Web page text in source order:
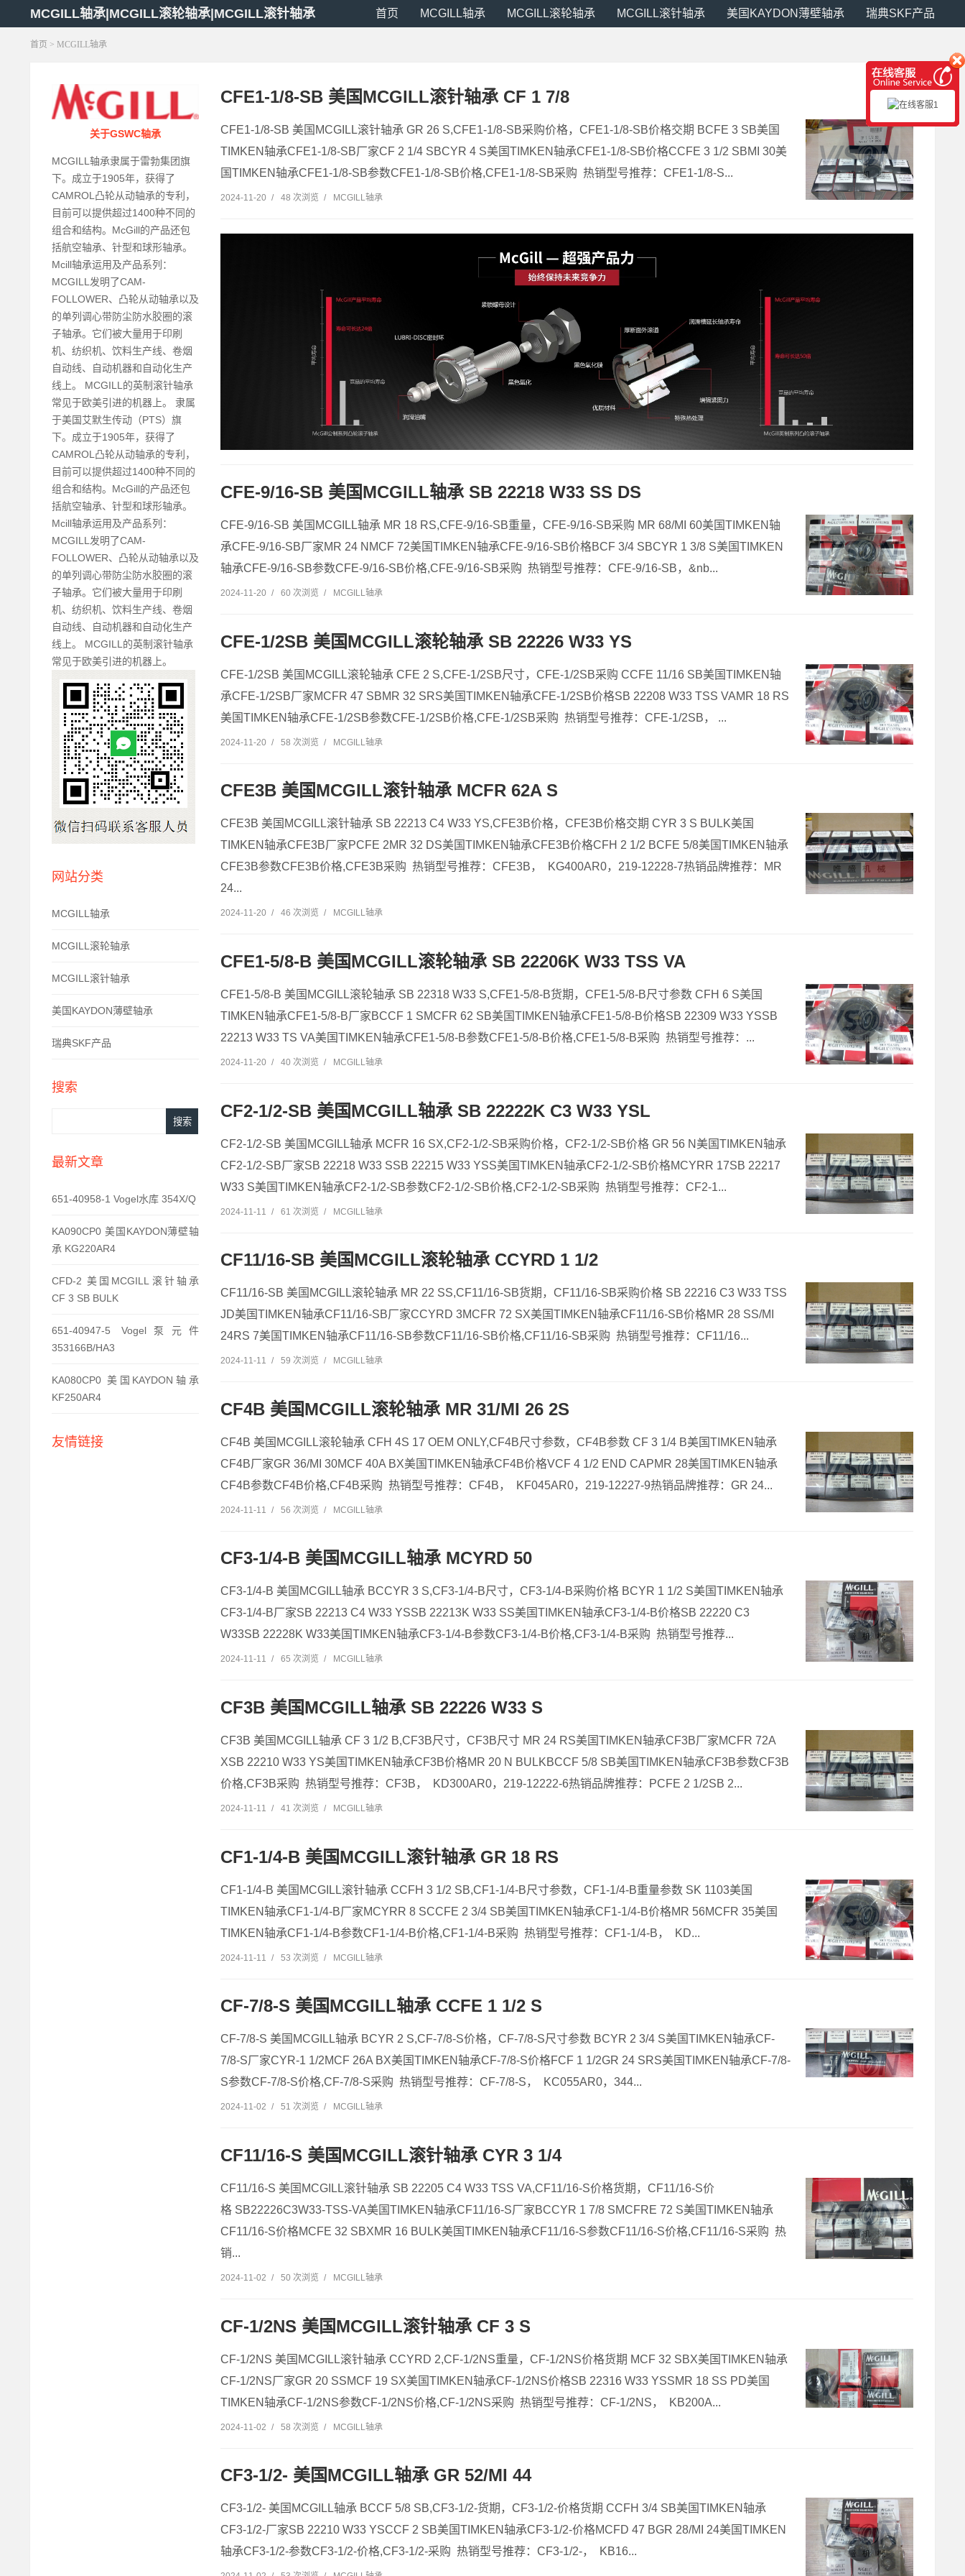
MCGILL轴承|MCGILL滚轮轴承|MCGILL滚针轴承 首页 MCGILL轴承 MCGILL滚轮轴承 MCGILL滚针轴承 美国KAYDON薄壁轴承 瑞典SKF产品
首页 > MCGILL轴承
关于GSWC轴承
MCGILL轴承隶属于雷勃集团旗
下。成立于1905年，获得了
CAMROL凸轮从动轴承的专利，
目前可以提供超过1400种不同的
组合和结构。McGill的产品还包
括航空轴承、针型和球形轴承。
Mcill轴承运用及产品系列：
MCGILL发明了CAM-
FOLLOWER、凸轮从动轴承以及
的单列调心带防尘防水胶圈的滚
子轴承。它们被大量用于印刷
机、纺织机、饮料生产线、卷烟
自动线、自动机器和自动化生产
线上。 MCGILL的英制滚针轴承
常见于欧美引进的机器上。 隶属
于美国艾默生传动（PTS）旗
下。成立于1905年，获得了
CAMROL凸轮从动轴承的专利，
目前可以提供超过1400种不同的
组合和结构。McGill的产品还包
括航空轴承、针型和球形轴承。
Mcill轴承运用及产品系列：
MCGILL发明了CAM-
FOLLOWER、凸轮从动轴承以及
的单列调心带防尘防水胶圈的滚
子轴承。它们被大量用于印刷
机、纺织机、饮料生产线、卷烟
自动线、自动机器和自动化生产
线上。 MCGILL的英制滚针轴承
常见于欧美引进的机器上。
网站分类
MCGILL轴承
MCGILL滚轮轴承
MCGILL滚针轴承
美国KAYDON薄壁轴承
瑞典SKF产品
搜索
最新文章
651-40958-1 Vogel水库 354X/Q
KA090CP0 美国KAYDON薄壁轴
承 KG220AR4
CFD-2 美国MCGILL滚针轴承
CF 3 SB BULK
651-40947-5 Vogel泵元件
353166B/HA3
KA080CP0 美国KAYDON轴承
KF250AR4
友情链接
CFE1-1/8-SB 美国MCGILL滚针轴承 CF 1 7/8
CFE1-1/8-SB 美国MCGILL滚针轴承 GR 26 S,CFE1-1/8-SB采购价格，CFE1-1/8-SB价格交期 BCFE 3 SB美国
TIMKEN轴承CFE1-1/8-SB厂家CF 2 1/4 SBCYR 4 S美国TIMKEN轴承CFE1-1/8-SB价格CCFE 3 1/2 SBMI 30美
国TIMKEN轴承CFE1-1/8-SB参数CFE1-1/8-SB价格,CFE1-1/8-SB采购 热销型号推荐：CFE1-1/8-S...
2024-11-20 / 48 次浏览 / MCGILL轴承
CFE-9/16-SB 美国MCGILL轴承 SB 22218 W33 SS DS
CFE-9/16-SB 美国MCGILL轴承 MR 18 RS,CFE-9/16-SB重量，CFE-9/16-SB采购 MR 68/MI 60美国TIMKEN轴
承CFE-9/16-SB厂家MR 24 NMCF 72美国TIMKEN轴承CFE-9/16-SB价格BCF 3/4 SBCYR 1 3/8 S美国TIMKEN
轴承CFE-9/16-SB参数CFE-9/16-SB价格,CFE-9/16-SB采购 热销型号推荐：CFE-9/16-SB，&nb...
2024-11-20 / 60 次浏览 / MCGILL轴承
CFE-1/2SB 美国MCGILL滚轮轴承 SB 22226 W33 YS
CFE-1/2SB 美国MCGILL滚轮轴承 CFE 2 S,CFE-1/2SB尺寸，CFE-1/2SB采购 CCFE 11/16 SB美国TIMKEN轴
承CFE-1/2SB厂家MCFR 47 SBMR 32 SRS美国TIMKEN轴承CFE-1/2SB价格SB 22208 W33 TSS VAMR 18 RS
美国TIMKEN轴承CFE-1/2SB参数CFE-1/2SB价格,CFE-1/2SB采购 热销型号推荐：CFE-1/2SB， ...
2024-11-20 / 58 次浏览 / MCGILL轴承
CFE3B 美国MCGILL滚针轴承 MCFR 62A S
CFE3B 美国MCGILL滚针轴承 SB 22213 C4 W33 YS,CFE3B价格，CFE3B价格交期 CYR 3 S BULK美国
TIMKEN轴承CFE3B厂家PCFE 2MR 32 DS美国TIMKEN轴承CFE3B价格CFH 2 1/2 BCFE 5/8美国TIMKEN轴承
CFE3B参数CFE3B价格,CFE3B采购 热销型号推荐：CFE3B， KG400AR0，219-12228-7热销品牌推荐：MR
24...
2024-11-20 / 46 次浏览 / MCGILL轴承
CFE1-5/8-B 美国MCGILL滚轮轴承 SB 22206K W33 TSS VA
CFE1-5/8-B 美国MCGILL滚轮轴承 SB 22318 W33 S,CFE1-5/8-B货期，CFE1-5/8-B尺寸参数 CFH 6 S美国
TIMKEN轴承CFE1-5/8-B厂家BCCF 1 SMCFR 62 SB美国TIMKEN轴承CFE1-5/8-B价格SB 22309 W33 YSSB
22213 W33 TS VA美国TIMKEN轴承CFE1-5/8-B参数CFE1-5/8-B价格,CFE1-5/8-B采购 热销型号推荐：...
2024-11-20 / 40 次浏览 / MCGILL轴承
CF2-1/2-SB 美国MCGILL轴承 SB 22222K C3 W33 YSL
CF2-1/2-SB 美国MCGILL轴承 MCFR 16 SX,CF2-1/2-SB采购价格，CF2-1/2-SB价格 GR 56 N美国TIMKEN轴承
CF2-1/2-SB厂家SB 22218 W33 SSB 22215 W33 YSS美国TIMKEN轴承CF2-1/2-SB价格MCYRR 17SB 22217
W33 S美国TIMKEN轴承CF2-1/2-SB参数CF2-1/2-SB价格,CF2-1/2-SB采购 热销型号推荐：CF2-1...
2024-11-11 / 61 次浏览 / MCGILL轴承
CF11/16-SB 美国MCGILL滚轮轴承 CCYRD 1 1/2
CF11/16-SB 美国MCGILL滚轮轴承 MR 22 SS,CF11/16-SB货期，CF11/16-SB采购价格 SB 22216 C3 W33 TSS
JD美国TIMKEN轴承CF11/16-SB厂家CCYRD 3MCFR 72 SX美国TIMKEN轴承CF11/16-SB价格MR 28 SS/MI
24RS 7美国TIMKEN轴承CF11/16-SB参数CF11/16-SB价格,CF11/16-SB采购 热销型号推荐：CF11/16...
2024-11-11 / 59 次浏览 / MCGILL轴承
CF4B 美国MCGILL滚轮轴承 MR 31/MI 26 2S
CF4B 美国MCGILL滚轮轴承 CFH 4S 17 OEM ONLY,CF4B尺寸参数，CF4B参数 CF 3 1/4 B美国TIMKEN轴承
CF4B厂家GR 36/MI 30MCF 40A BX美国TIMKEN轴承CF4B价格VCF 4 1/2 END CAPMR 28美国TIMKEN轴承
CF4B参数CF4B价格,CF4B采购 热销型号推荐：CF4B， KF045AR0，219-12227-9热销品牌推荐：GR 24...
2024-11-11 / 56 次浏览 / MCGILL轴承
CF3-1/4-B 美国MCGILL轴承 MCYRD 50
CF3-1/4-B 美国MCGILL轴承 BCCYR 3 S,CF3-1/4-B尺寸，CF3-1/4-B采购价格 BCYR 1 1/2 S美国TIMKEN轴承
CF3-1/4-B厂家SB 22213 C4 W33 YSSB 22213K W33 SS美国TIMKEN轴承CF3-1/4-B价格SB 22220 C3
W33SB 22228K W33美国TIMKEN轴承CF3-1/4-B参数CF3-1/4-B价格,CF3-1/4-B采购 热销型号推荐...
2024-11-11 / 65 次浏览 / MCGILL轴承
CF3B 美国MCGILL轴承 SB 22226 W33 S
CF3B 美国MCGILL轴承 CF 3 1/2 B,CF3B尺寸，CF3B尺寸 MR 24 RS美国TIMKEN轴承CF3B厂家MCFR 72A
XSB 22210 W33 YS美国TIMKEN轴承CF3B价格MR 20 N BULKBCCF 5/8 SB美国TIMKEN轴承CF3B参数CF3B
价格,CF3B采购 热销型号推荐：CF3B， KD300AR0，219-12222-6热销品牌推荐：PCFE 2 1/2SB 2...
2024-11-11 / 41 次浏览 / MCGILL轴承
CF1-1/4-B 美国MCGILL滚针轴承 GR 18 RS
CF1-1/4-B 美国MCGILL滚针轴承 CCFH 3 1/2 SB,CF1-1/4-B尺寸参数，CF1-1/4-B重量参数 SK 1103美国
TIMKEN轴承CF1-1/4-B厂家MCYRR 8 SCCFE 2 3/4 SB美国TIMKEN轴承CF1-1/4-B价格MR 56MCFR 35美国
TIMKEN轴承CF1-1/4-B参数CF1-1/4-B价格,CF1-1/4-B采购 热销型号推荐：CF1-1/4-B， KD...
2024-11-11 / 53 次浏览 / MCGILL轴承
CF-7/8-S 美国MCGILL轴承 CCFE 1 1/2 S
CF-7/8-S 美国MCGILL轴承 BCYR 2 S,CF-7/8-S价格，CF-7/8-S尺寸参数 BCYR 2 3/4 S美国TIMKEN轴承CF-
7/8-S厂家CYR-1 1/2MCF 26A BX美国TIMKEN轴承CF-7/8-S价格FCF 1 1/2GR 24 SRS美国TIMKEN轴承CF-7/8-
S参数CF-7/8-S价格,CF-7/8-S采购 热销型号推荐：CF-7/8-S， KC055AR0，344...
2024-11-02 / 51 次浏览 / MCGILL轴承
CF11/16-S 美国MCGILL滚针轴承 CYR 3 1/4
CF11/16-S 美国MCGILL滚针轴承 SB 22205 C4 W33 TSS VA,CF11/16-S价格货期，CF11/16-S价
格 SB22226C3W33-TSS-VA美国TIMKEN轴承CF11/16-S厂家BCCYR 1 7/8 SMCFRE 72 S美国TIMKEN轴承
CF11/16-S价格MCFE 32 SBXMR 16 BULK美国TIMKEN轴承CF11/16-S参数CF11/16-S价格,CF11/16-S采购 热
销...
2024-11-02 / 50 次浏览 / MCGILL轴承
CF-1/2NS 美国MCGILL滚针轴承 CF 3 S
CF-1/2NS 美国MCGILL滚针轴承 CCYRD 2,CF-1/2NS重量，CF-1/2NS价格货期 MCF 32 SBX美国TIMKEN轴承
CF-1/2NS厂家GR 20 SSMCF 19 SX美国TIMKEN轴承CF-1/2NS价格SB 22316 W33 YSSMR 18 SS PD美国
TIMKEN轴承CF-1/2NS参数CF-1/2NS价格,CF-1/2NS采购 热销型号推荐：CF-1/2NS， KB200A...
2024-11-02 / 58 次浏览 / MCGILL轴承
CF3-1/2- 美国MCGILL轴承 GR 52/MI 44
CF3-1/2- 美国MCGILL轴承 BCCF 5/8 SB,CF3-1/2-货期，CF3-1/2-价格货期 CCFH 3/4 SB美国TIMKEN轴承
CF3-1/2-厂家SB 22210 W33 YSCCF 2 SB美国TIMKEN轴承CF3-1/2-价格MCFD 47 BGR 28/MI 24美国TIMKEN
轴承CF3-1/2-参数CF3-1/2-价格,CF3-1/2-采购 热销型号推荐：CF3-1/2-， KB16...